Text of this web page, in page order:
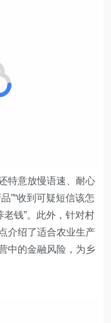
特意放慢语速、耐心
”“收到可疑短信该怎
老钱”。此外，针对村
介绍了适合农业生产
中的金融风险，为乡